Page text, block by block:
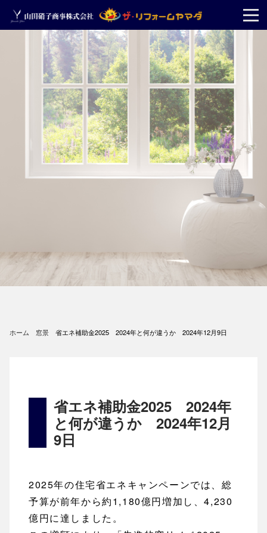
ホーム 窓景 省エネ補助金2025 2024年と何が違うか 2024年12月9日
省エネ補助金2025 2024年
と何が違うか 2024年12月
9日
2025年の住宅省エネキャンペーンでは、総
予算が前年から約1,180億円増加し、4,230
億円に達しました。